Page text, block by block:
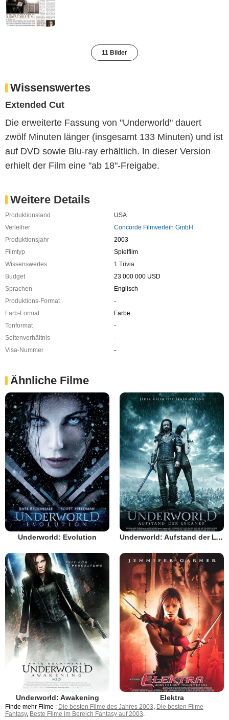
11 Bilder
Wissenswertes
Extended Cut
Die erweiterte Fassung von "Underworld" dauert
zwölf Minuten länger (insgesamt 133 Minuten) und ist
auf DVD sowie Blu-ray erhältlich. In dieser Version
erhielt der Film eine "ab 18"-Freigabe.
Weitere Details
Produktionsland
USA
Verleiher
Concorde Filmverleih GmbH
Produktionsjahr
2003
Filmtyp
Spielfilm
Wissenswertes
1 Trivia
Budget
23 000 000 USD
Sprachen
Englisch
Produktions-Format
-
Farb-Format
Farbe
Tonformat
-
Seitenverhältnis
-
Visa-Nummer
-
Ähnliche Filme
Underworld: Evolution Underworld: Aufstand der Lykaner
Underworld: Awakening Elektra
Finde mehr Filme : Die besten Filme des Jahres 2003 Die besten Filme
Fantasy, Beste Filme im Bereich Fantasy auf 2003